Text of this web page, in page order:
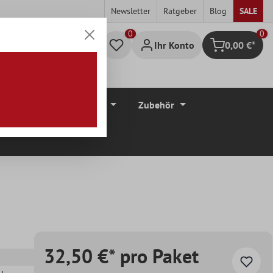
Newsletter Ratgeber Blog SALE
Ihr Konto Warenkorb
0
0,00 €*
Zubehör
32,50 €* pro Paket